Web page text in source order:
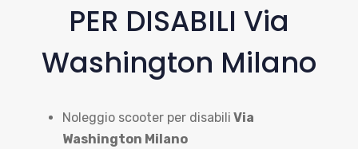
PER DISABILI Via
Washington Milano
Noleggio scooter per disabili Via
Washington Milano